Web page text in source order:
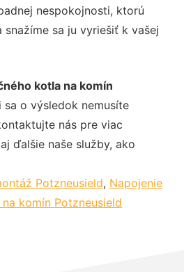
nespokojnosti, ktorú
sa ju vyriešiť k vašej
kotla na komín
sa o výsledok nemusíte
nás pre viac
ďalšie naše služby, ako
Potzneusield, Napojenie
komín Potzneusield